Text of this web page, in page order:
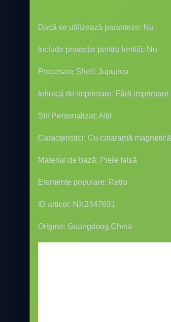
Dacă se utilizează paranteze: Nu
Include protecție pentru lentilă: Nu
Procesare Shell: Jupuirea
tehnică de imprimare: Fără imprimare
Stil Personalizat: Alții
Caracteristici: Cu cataramă magnetică
Material de bază: Piele falsă
Elemente populare: Retro
ID articol: NX2347631
Origine: Guangdong,China